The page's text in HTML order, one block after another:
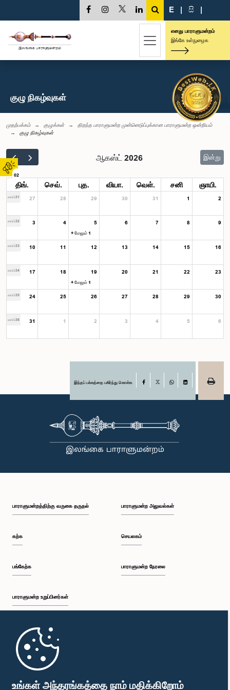
உங்கள் அந்தரங்கத்தை நாம் மதிக்கிறோம்
02
E | සි |
எனது பாராளுமன்றம்
இங்கே உள்நுழைக
குழு நிகழ்வுகள்
முதற்பக்கம் குழுக்கள்
திறந்த பாராளுமன்ற முன்னெடுப்புக்கான பாராளுமன்ற ஒன்றியம்
குழு நிகழ்வுகள்
ஆகஸ்ட் 2026 இன்று
திங். செவ். புத. வியா. வெள். சனி ஞாயி.
வாரம்31 27 28 29 30 31 1 2
வாரம்32 3 4 5
+ மேலும் 1
6 7 8 9
வாரம்33 10 11 12 13 14 15 16
வாரம்34 17 18 19
+ மேலும் 1
20 21 22 23
வாரம்35 24 25 26 27 28 29 30
வாரம்36 31 1 2 3 4 5 6
இந்தப் பக்கத்தை பகிர்ந்து கொள்க Facebook
பாராளுமன்றத்திற்கு வருகை தருதல்
கற்க
பங்கேற்க
பாராளுமன்ற உறுப்பினர்கள்
முதற்பக்கம்
பாராளுமன்ற அலுவல்கள்
செயலகம்
பாராளுமன்ற நேரலை
பாராளுமன்ற கையடக்க செயலி